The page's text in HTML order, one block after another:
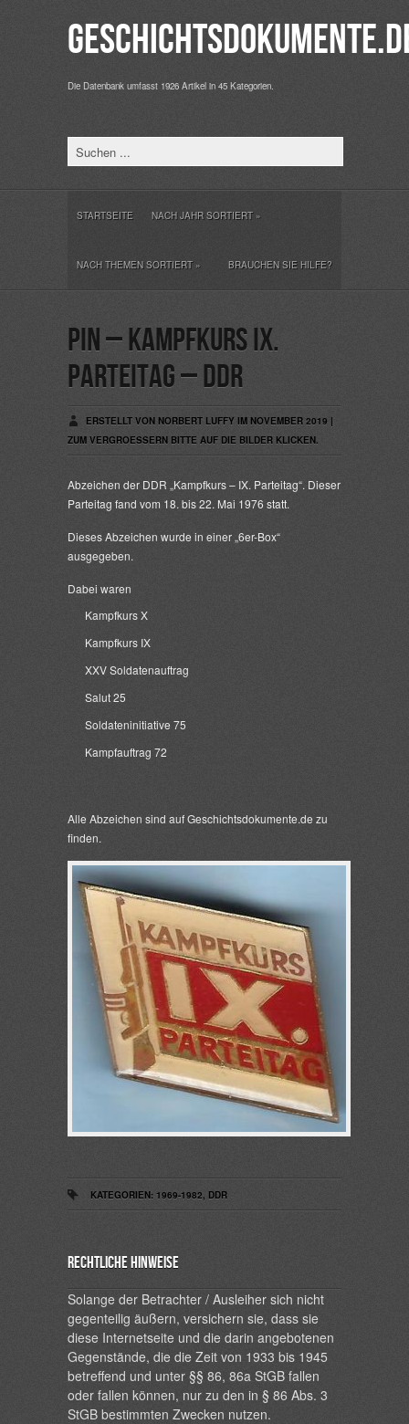
Die Datenbank umfasst 1926 Artikel in 45 Kategorien.
STARTSEITE NACH JAHR SORTIERT»
NACH THEMEN SORTIERT» BRAUCHEN SIE HILFE?
Pin – Kampfkurs IX.
Parteitag – DDR
ERSTELLT VON NORBERT LUFFY IM NOVEMBER 2019 |
ZUM VERGROESSERN BITTE AUF DIE BILDER KLICKEN.
Abzeichen der DDR „Kampfkurs – IX. Parteitag“. Dieser
Parteitag fand vom 18. bis 22. Mai 1976 statt.
Dieses Abzeichen wurde in einer „6er-Box“
ausgegeben.
Dabei waren
Kampfkurs X
Kampfkurs IX
XXV Soldatenauftrag
Salut 25
Soldateninitiative 75
Kampfauftrag 72
Alle Abzeichen sind auf Geschichtsdokumente.de zu
finden.
KATEGORIEN: 1969-1982, DDR
Rechtliche Hinweise
Solange der Betrachter / Ausleiher sich nicht
gegenteilig äußern, versichern sie, dass sie
diese Internetseite und die darin angebotenen
Gegenstände, die die Zeit von 1933 bis 1945
betreffend und unter §§ 86, 86a StGB fallen
oder fallen können, nur zu den in § 86 Abs. 3
StGB bestimmten Zwecken nutzen.